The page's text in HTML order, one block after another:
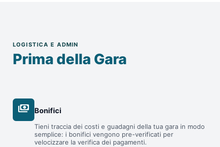
LOGISTICA E ADMIN
Prima della Gara
payments Bonifici
Tieni traccia dei costi e guadagni della tua gara in modo
semplice: i bonifici vengono pre-verificati per
velocizzare la verifica dei pagamenti.